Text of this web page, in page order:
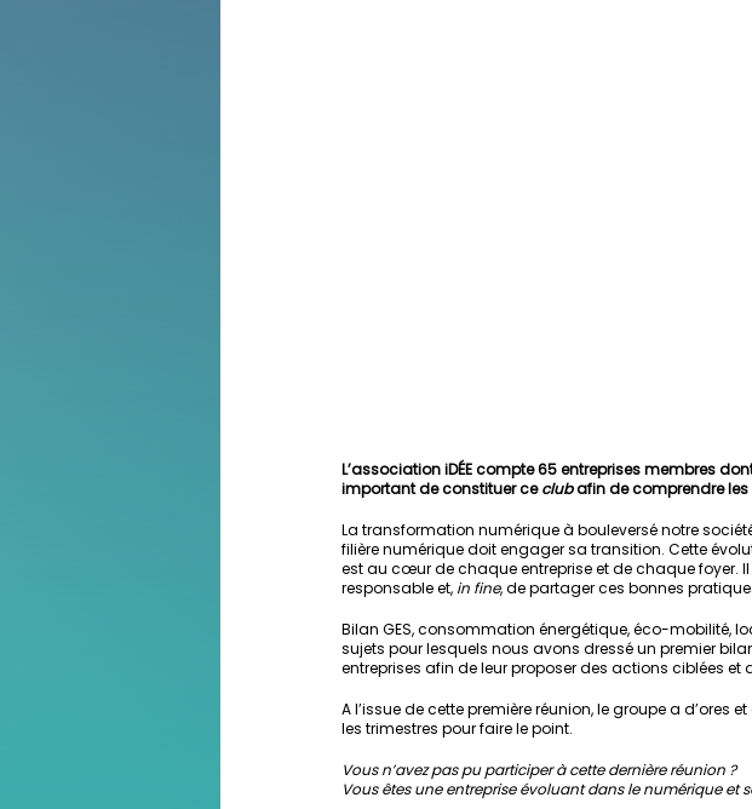
L’association iDÉE compte 65 entreprises membres
important de constituer ce club afin de comprendre les
La transformation numérique à bouleversé notre
filière numérique doit engager sa transition. Cette
est au cœur de chaque entreprise et de chaque foyer.
responsable et, in fine, de partager ces bonnes
Bilan GES, consommation énergétique, éco-mobilité,
sujets pour lesquels nous avons dressé un premier
entreprises afin de leur proposer des actions ciblées
A l’issue de cette première réunion, le groupe a d’ores
les trimestres pour faire le point.
Vous n’avez pas pu participer à cette dernière réunion ?
Vous êtes une entreprise évoluant dans le numérique et